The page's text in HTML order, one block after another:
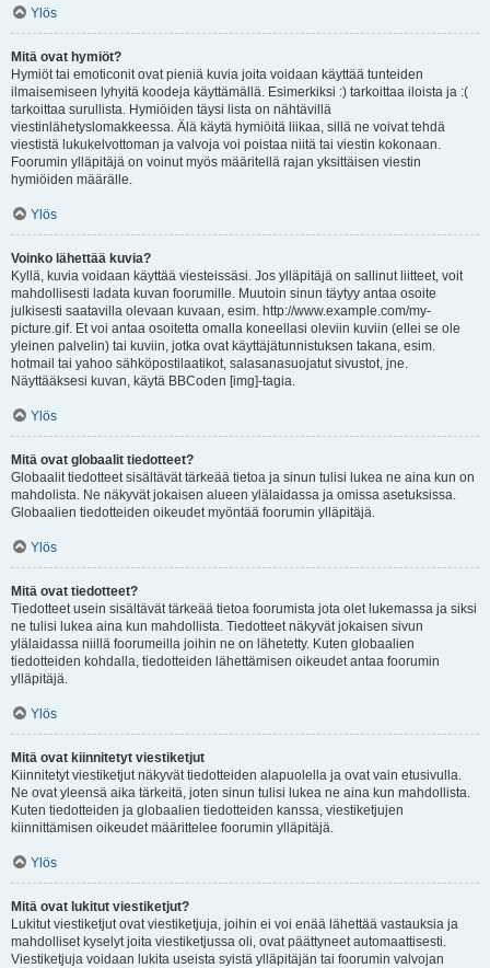
Ylös
Mitä ovat hymiöt?
Hymiöt tai emoticonit ovat pieniä kuvia joita voidaan käyttää tunteiden
ilmaisemiseen lyhyitä koodeja käyttämällä. Esimerkiksi :) tarkoittaa iloista ja :(
tarkoittaa surullista. Hymiöiden täysi lista on nähtävillä
viestinlähetyslomakkeessa. Älä käytä hymiöitä liikaa, sillä ne voivat tehdä
viestistä lukukelvottoman ja valvoja voi poistaa niitä tai viestin kokonaan.
Foorumin ylläpitäjä on voinut myös määritellä rajan yksittäisen viestin
hymiöiden määrälle.
Ylös
Voinko lähettää kuvia?
Kyllä, kuvia voidaan käyttää viesteissäsi. Jos ylläpitäjä on sallinut liitteet, voit
mahdollisesti ladata kuvan foorumille. Muutoin sinun täytyy antaa osoite
julkisesti saatavilla olevaan kuvaan, esim. http://www.example.com/my-
picture.gif. Et voi antaa osoitetta omalla koneellasi oleviin kuviin (ellei se ole
yleinen palvelin) tai kuviin, jotka ovat käyttäjätunnistuksen takana, esim.
hotmail tai yahoo sähköpostilaatikot, salasanasuojatut sivustot, jne.
Näyttääksesi kuvan, käytä BBCoden [img]-tagia.
Ylös
Mitä ovat globaalit tiedotteet?
Globaalit tiedotteet sisältävät tärkeää tietoa ja sinun tulisi lukea ne aina kun on
mahdolista. Ne näkyvät jokaisen alueen ylälaidassa ja omissa asetuksissa.
Globaalien tiedotteiden oikeudet myöntää foorumin ylläpitäjä.
Ylös
Mitä ovat tiedotteet?
Tiedotteet usein sisältävät tärkeää tietoa foorumista jota olet lukemassa ja siksi
ne tulisi lukea aina kun mahdollista. Tiedotteet näkyvät jokaisen sivun
ylälaidassa niillä foorumeilla joihin ne on lähetetty. Kuten globaalien
tiedotteiden kohdalla, tiedotteiden lähettämisen oikeudet antaa foorumin
ylläpitäjä.
Ylös
Mitä ovat kiinnitetyt viestiketjut
Kiinnitetyt viestiketjut näkyvät tiedotteiden alapuolella ja ovat vain etusivulla.
Ne ovat yleensä aika tärkeitä, joten sinun tulisi lukea ne aina kun mahdollista.
Kuten tiedotteiden ja globaalien tiedotteiden kanssa, viestiketjujen
kiinnittämisen oikeudet määrittelee foorumin ylläpitäjä.
Ylös
Mitä ovat lukitut viestiketjut?
Lukitut viestiketjut ovat viestiketjuja, joihin ei voi enää lähettää vastauksia ja
mahdolliset kyselyt joita viestiketjussa oli, ovat päättyneet automaattisesti.
Viestiketjuja voidaan lukita useista syistä ylläpitäjän tai foorumin valvojan